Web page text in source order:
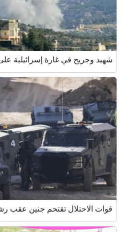
شهيد وجريح في غارة إسرائيلية
قوات الاحتلال تقتحم جنين عقب